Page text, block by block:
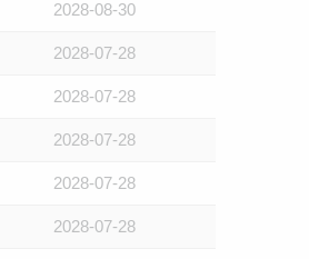
2028-08-30
2028-07-28
2028-07-28
2028-07-28
2028-07-28
2028-07-28